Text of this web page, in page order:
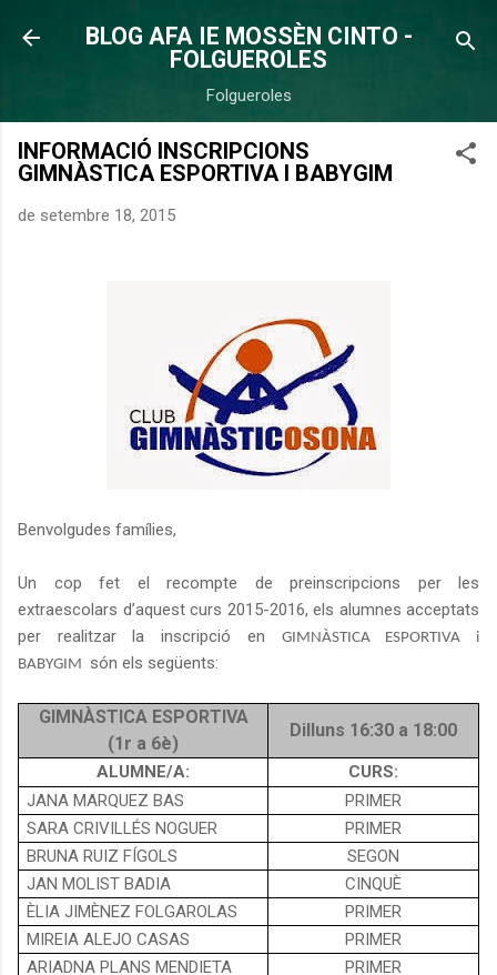
Salta al contingut principal
BLOG AFA IE MOSSÈN CINTO -
FOLGUEROLES
Folgueroles
INFORMACIÓ INSCRIPCIONS
GIMNÀSTICA ESPORTIVA I BABYGIM
de setembre 18, 2015
Benvolgudes famílies,
Un cop fet el recompte de preinscripcions per les
extraescolars d’aquest curs 2015-2016, els alumnes acceptats
per realitzar la inscripció en
GIMNÀSTICA ESPORTIVA i
BABYGIM són els següents:
GIMNÀSTICA ESPORTIVA
(1r a 6è)
Dilluns 16:30 a 18:00
ALUMNE/A:
CURS:
JANA MARQUEZ BAS
PRIMER
SARA CRIVILLÉS NOGUER
PRIMER
BRUNA RUIZ FÍGOLS
SEGON
JAN MOLIST BADIA
CINQUÈ
ÈLIA JIMÈNEZ FOLGAROLAS
PRIMER
MIREIA ALEJO CASAS
PRIMER
ARIADNA PLANS MENDIETA
PRIMER